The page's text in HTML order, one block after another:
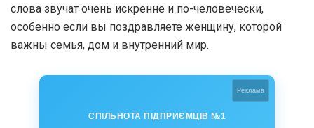
слова звучат очень искренне и по-человечески,
особенно если вы поздравляете женщину, которой
важны семья, дом и внутренний мир.
Реклама
СПІЛЬНОТА ПІДПРИЄМЦІВ №1